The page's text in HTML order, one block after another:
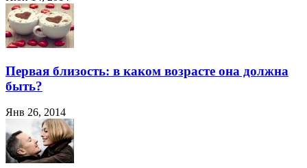
Первая близость: в каком возрасте она должна
быть?
Янв 26, 2014